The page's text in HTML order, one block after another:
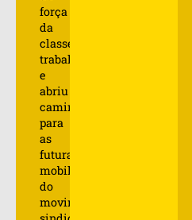
força
da
classe
trabalhadora
e
abriu
caminho
para
as
futuras
mobilizações
do
movimento